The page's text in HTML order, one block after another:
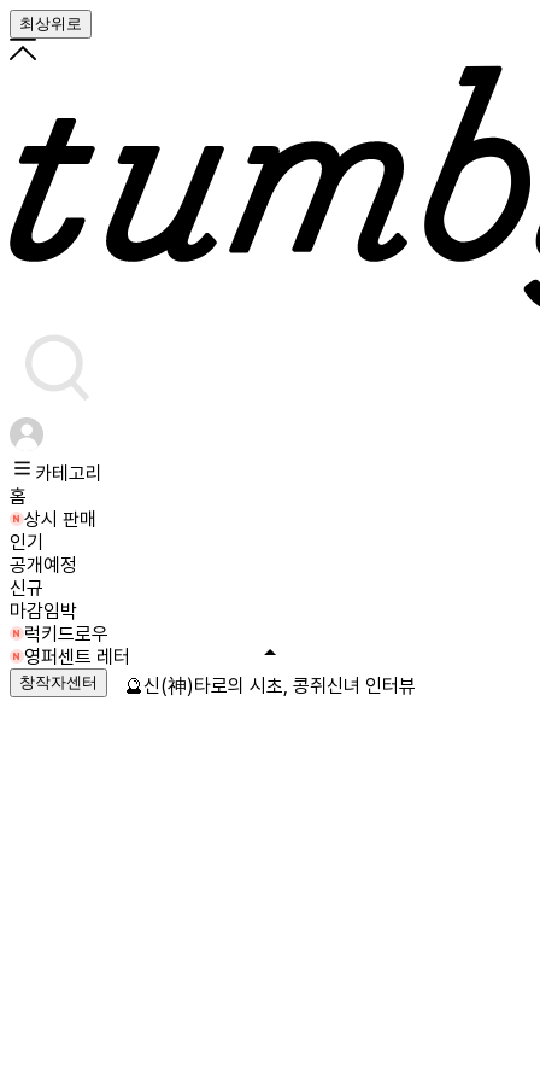
최상위로
카테고리
홈
상시 판매
인기
공개예정
신규
마감임박
럭키드로우
영퍼센트 레터
창작자센터 🔮신(神)타로의 시초, 콩쥐신녀 인터뷰